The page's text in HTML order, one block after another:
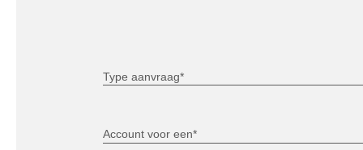
Type aanvraag*
Account voor een*